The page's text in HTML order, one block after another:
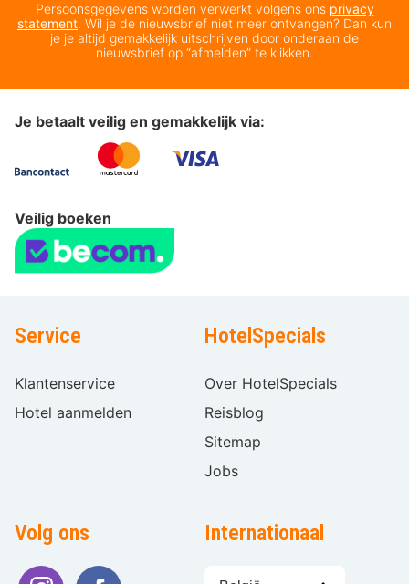
Persoonsgegevens worden verwerkt volgens ons privacy
statement. Wil je de nieuwsbrief niet meer ontvangen? Dan kun
je je altijd gemakkelijk uitschrijven door onderaan de
nieuwsbrief op “afmelden” te klikken.
Je betaalt veilig en gemakkelijk via:
Veilig boeken
Service
Klantenservice
Hotel aanmelden
HotelSpecials
Over HotelSpecials
Reisblog
Sitemap
Jobs
Volg ons Internationaal